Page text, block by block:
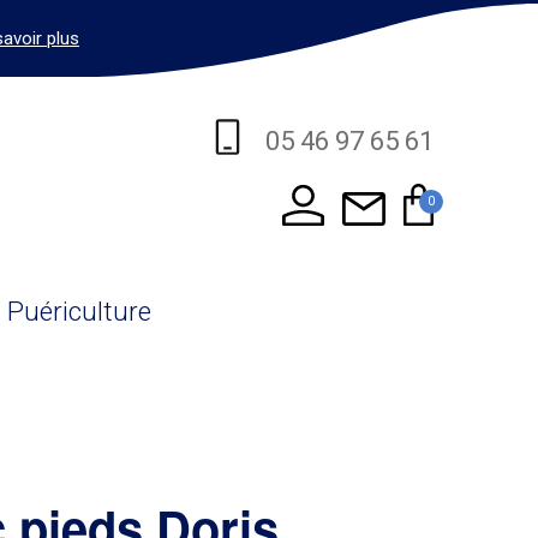
plus
05 46 97 65 61
0
Puériculture